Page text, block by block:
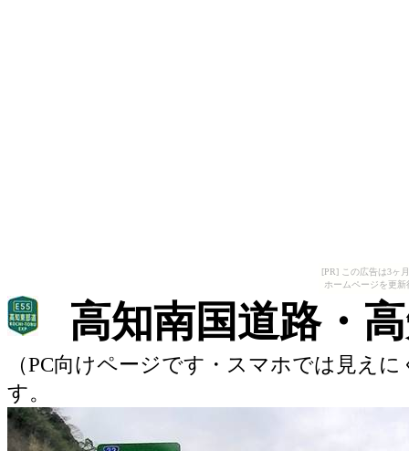
[PR] この広告は3ヶ
ホームページを更
高知南国道路・
（PC向けページです・スマホでは見え
す。